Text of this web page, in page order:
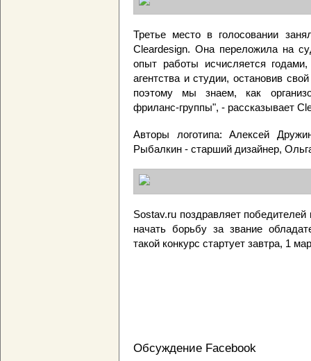
Третье место в голосовании
Cleardesign. Она переложила на
опыт работы исчисляется
агентства и студии, остановив
поэтому мы знаем, как
фриланс-группы", - рассказывает
Авторы логотипа: Алексей
Рыбалкин - старший дизайнер,
Sostav.ru поздравляет
начать борьбу за звание
такой конкурс стартует завтра, 1
Обсуждение Facebook